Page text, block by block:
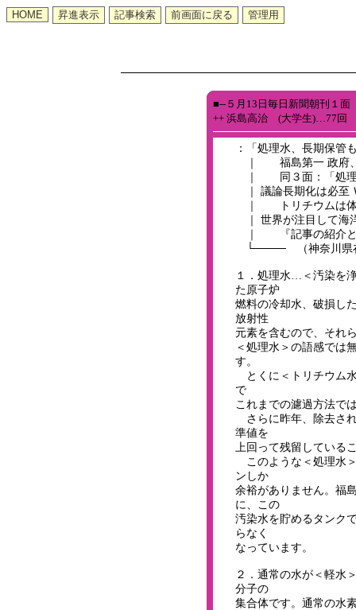
■--５月13日毎日新聞朝刊１面
++ 浜島高治 (大学生)…77回
：「処理水、長期保管
｜ 福島第一 政府、
｜ 同３面：「処理
｜ 議論長期化は必至
｜ トリチウムは体
｜ 世界が注目して海
｜ 『記事の紹介と
└──── （神奈川県
１．処理水…＜汚染を
た原子炉
燃料の冷却水、破損し
放射性
元素を含むので、それ
＜処理水＞の語感では
す。
とくに＜トリチウム
で
これまでの濾過方法で
さらに昨年、除去さ
準値を
上回って残留している
このような＜処理水
ンしか
余裕がありません。福
に、この
汚染水を貯めるタンク
らなく
なっています。
２．通常の水が＜軽水
分子の
集合体です。通常の水